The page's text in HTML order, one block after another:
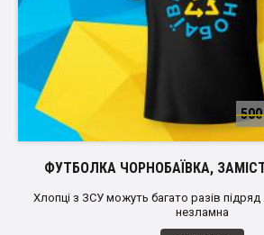
ФУТБОЛКА ЧОРНОБАЇВКА,
Хлопці з ЗСУ можуть багато разів підряд
незламна